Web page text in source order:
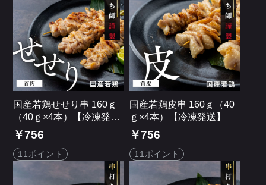
国産若鶏せせり串 160ｇ
（40ｇ×4本）【冷凍発
送】
￥756
11ポイント
国産若鶏皮串 160ｇ（40
ｇ×4本）【冷凍発送】
￥756
11ポイント